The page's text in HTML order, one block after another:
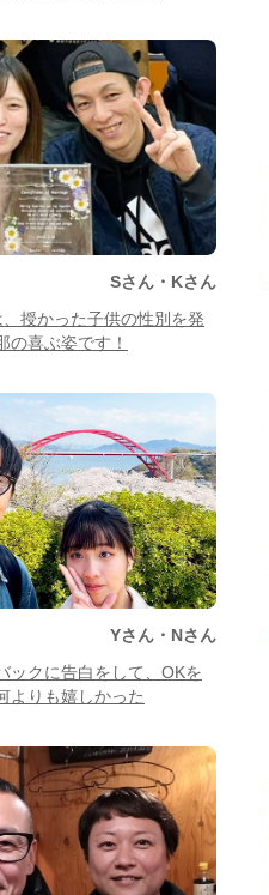
Sさん・Kさん
授かった子供の性別を発
の喜ぶ姿です！
Yさん・Nさん
ックに告白をして、OKを
よりも嬉しかった